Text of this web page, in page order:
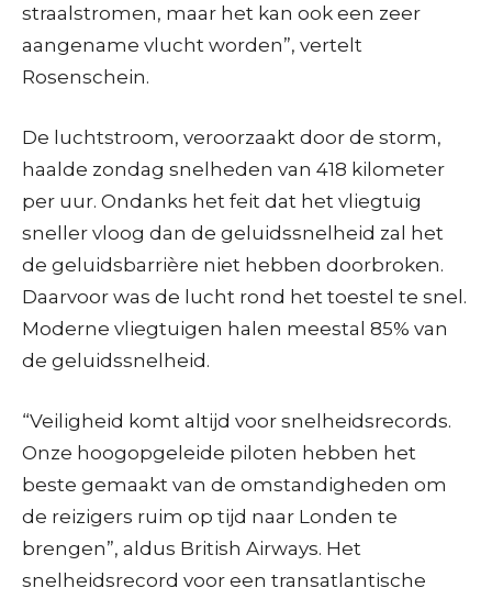
straalstromen, maar het kan ook een zeer
aangename vlucht worden”, vertelt
Rosenschein.
De luchtstroom, veroorzaakt door de storm,
haalde zondag snelheden van 418 kilometer
per uur. Ondanks het feit dat het vliegtuig
sneller vloog dan de geluidssnelheid zal het
de geluidsbarrière niet hebben doorbroken.
Daarvoor was de lucht rond het toestel te snel.
Moderne vliegtuigen halen meestal 85% van
de geluidssnelheid.
“Veiligheid komt altijd voor snelheidsrecords.
Onze hoogopgeleide piloten hebben het
beste gemaakt van de omstandigheden om
de reizigers ruim op tijd naar Londen te
brengen”, aldus British Airways. Het
snelheidsrecord voor een transatlantische